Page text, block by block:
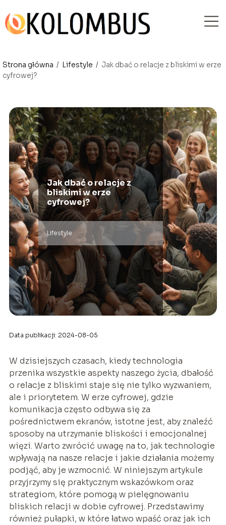
Strona główna / Lifestyle / Jak dbać o relacje z bliskimi w erze
cyfrowej?
Jak dbać o relacje z
bliskimi w erze
cyfrowej?
Lifestyle
Data publikacji: 2024-08-05
W dzisiejszych czasach, kiedy technologia
przenika wszystkie aspekty naszego życia, dbałość
o relacje z bliskimi staje się nie tylko wyzwaniem,
ale i priorytetem. W erze cyfrowej, gdzie
komunikacja często odbywa się za
pośrednictwem ekranów, istotne jest, aby znaleźć
sposoby na utrzymanie bliskości i emocjonalnej
więzi. Warto zwrócić uwagę na to, jak technologie
wpływają na nasze relacje i jakie działania możemy
podjąć, aby je wzmocnić. W niniejszym artykule
przyjrzymy się praktycznym wskazówkom oraz
strategiom, które pomogą w pielęgnowaniu
bliskich relacji w dobie cyfrowej. Przedstawimy
również pułapki, w które łatwo wpaść oraz jak ich